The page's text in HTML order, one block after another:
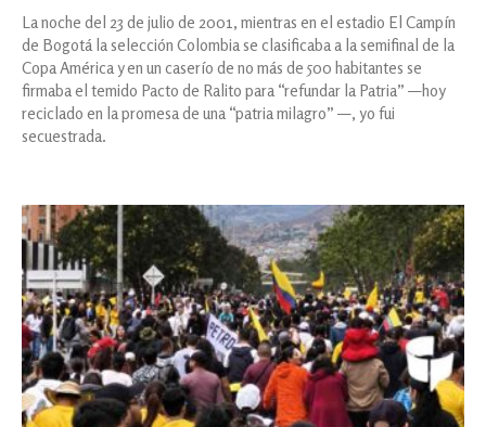
La noche del 23 de julio de 2001, mientras en el estadio El Campín
de Bogotá la selección Colombia se clasificaba a la semifinal de la
Copa América y en un caserío de no más de 500 habitantes se
firmaba el temido Pacto de Ralito para “refundar la Patria” —hoy
reciclado en la promesa de una “patria milagro” —, yo fui
secuestrada.